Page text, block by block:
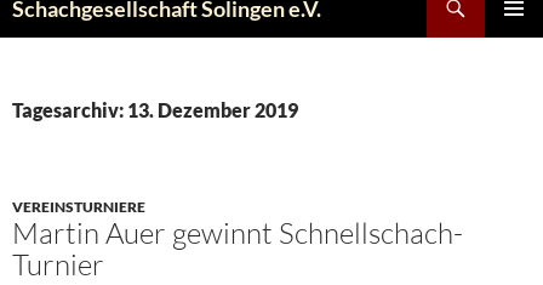
Schachgesellschaft Solingen e.V.
Tagesarchiv: 13. Dezember 2019
VEREINSTURNIERE
Martin Auer gewinnt Schnellschach-
Turnier